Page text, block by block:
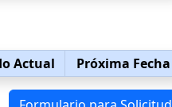
Actual Próxima Fecha